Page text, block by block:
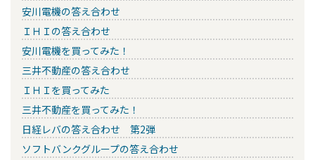
安川電機の答え合わせ
ＩＨＩの答え合わせ
安川電機を買ってみた！
三井不動産の答え合わせ
ＩＨＩを買ってみた
三井不動産を買ってみた！
日経レバの答え合わせ 第2弾
ソフトバンクグループの答え合わせ